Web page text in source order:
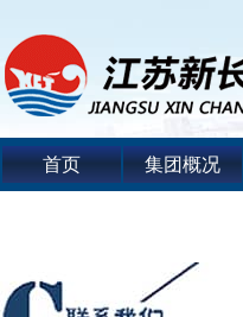
首页 集团概况